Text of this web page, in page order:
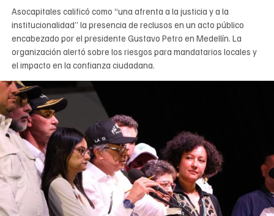
Asocapitales calificó como “una afrenta a la justicia y a la
institucionalidad” la presencia de reclusos en un acto público
encabezado por el presidente Gustavo Petro en Medellín. La
organización alertó sobre los riesgos para mandatarios locales y
el impacto en la confianza ciudadana.